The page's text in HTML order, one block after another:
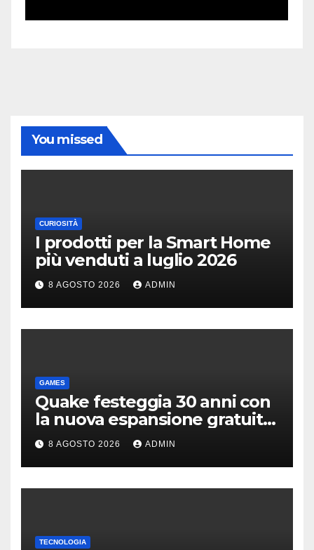
You missed
CURIOSITÀ
I prodotti per la Smart Home
più venduti a luglio 2026
8 AGOSTO 2026 ADMIN
GAMES
Quake festeggia 30 anni con
la nuova espansione gratuita
Dawn of The Machine
8 AGOSTO 2026 ADMIN
TECNOLOGIA